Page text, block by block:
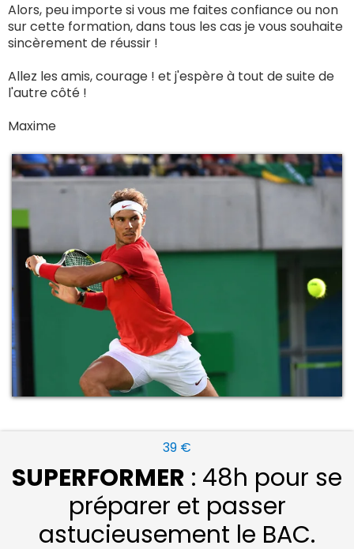
Alors, peu importe si vous me faites confiance ou non
sur cette formation, dans tous les cas je vous souhaite
sincèrement de réussir !
Allez les amis, courage ! et j'espère à tout de suite de
l'autre côté !
Maxime
39 €
SUPERFORMER : 48h pour se
préparer et passer
astucieusement le BAC.